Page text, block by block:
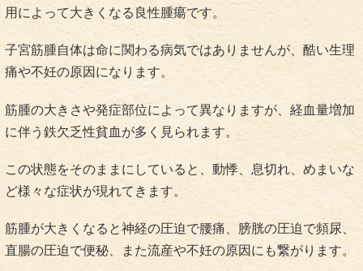
用によって大きくなる良性腫瘍です。
子宮筋腫自体は命に関わる病気ではありませんが、酷い生理
痛や不妊の原因になります。
筋腫の大きさや発症部位によって異なりますが、経血量増加
に伴う鉄欠乏性貧血が多く見られます。
この状態をそのままにしていると、動悸、息切れ、めまいな
ど様々な症状が現れてきます。
筋腫が大きくなると神経の圧迫で腰痛、膀胱の圧迫で頻尿、
直腸の圧迫で便秘、また流産や不妊の原因にも繋がります。